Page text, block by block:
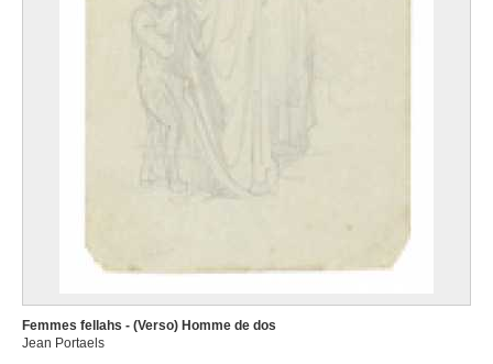
Femmes fellahs - (Verso) Homme de dos
Jean Portaels